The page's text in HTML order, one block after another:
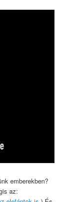
emberekben?
az: